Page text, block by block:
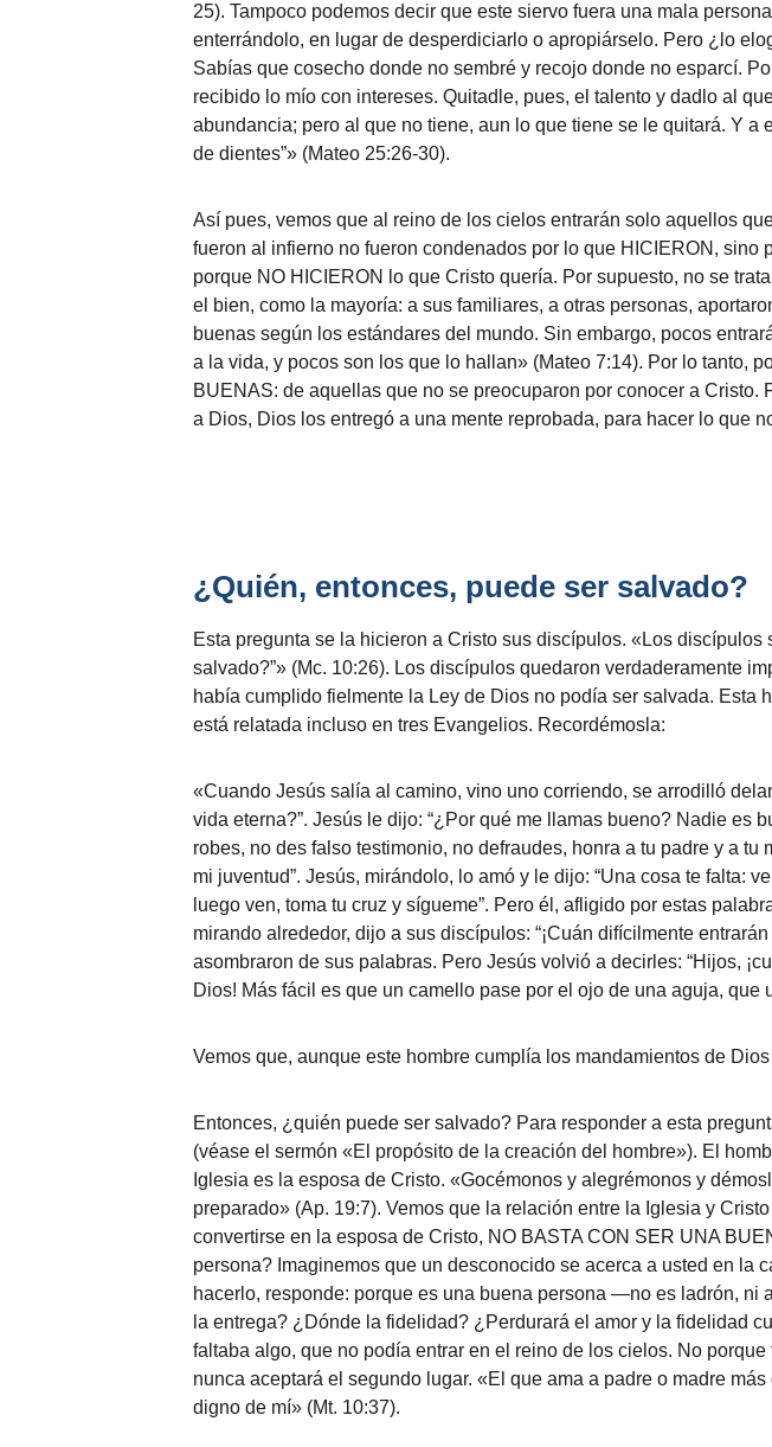
25). Tampoco podemos decir que este siervo fuera una mala
enterrándolo, en lugar de desperdiciarlo o apropiárselo. Pero ¿lo
Sabías que cosecho donde no sembré y recojo donde no esparcí.
recibido lo mío con intereses. Quitadle, pues, el talento y dadlo al
abundancia; pero al que no tiene, aun lo que tiene se le quitará. Y
de dientes”» (Mateo 25:26-30).
Así pues, vemos que al reino de los cielos entrarán solo aquellos
fueron al infierno no fueron condenados por lo que HICIERON,
porque NO HICIERON lo que Cristo quería. Por supuesto, no se
el bien, como la mayoría: a sus familiares, a otras personas,
buenas según los estándares del mundo. Sin embargo, pocos
a la vida, y pocos son los que lo hallan» (Mateo 7:14). Por lo tanto,
BUENAS: de aquellas que no se preocuparon por conocer a
a Dios, Dios los entregó a una mente reprobada, para hacer lo que
¿Quién, entonces, puede ser salvado?
Esta pregunta se la hicieron a Cristo sus discípulos. «Los
salvado?”» (Mc. 10:26). Los discípulos quedaron verdaderamente
había cumplido fielmente la Ley de Dios no podía ser salvada.
está relatada incluso en tres Evangelios. Recordémosla:
«Cuando Jesús salía al camino, vino uno corriendo, se arrodilló
vida eterna?”. Jesús le dijo: “¿Por qué me llamas bueno? Nadie
robes, no des falso testimonio, no defraudes, honra a tu padre y a
mi juventud”. Jesús, mirándolo, lo amó y le dijo: “Una cosa te falta:
luego ven, toma tu cruz y sígueme”. Pero él, afligido por estas
mirando alrededor, dijo a sus discípulos: “¡Cuán difícilmente
asombraron de sus palabras. Pero Jesús volvió a decirles: “Hijos,
Dios! Más fácil es que un camello pase por el ojo de una aguja, que
Vemos que, aunque este hombre cumplía los mandamientos de
Entonces, ¿quién puede ser salvado? Para responder a esta
(véase el sermón «El propósito de la creación del hombre»). El
Iglesia es la esposa de Cristo. «Gocémonos y alegrémonos y
preparado» (Ap. 19:7). Vemos que la relación entre la Iglesia y
convertirse en la esposa de Cristo, NO BASTA CON SER UNA
persona? Imaginemos que un desconocido se acerca a usted en la
hacerlo, responde: porque es una buena persona —no es ladrón,
la entrega? ¿Dónde la fidelidad? ¿Perdurará el amor y la fidelidad
faltaba algo, que no podía entrar en el reino de los cielos. No
nunca aceptará el segundo lugar. «El que ama a padre o madre
digno de mí» (Mt. 10:37).